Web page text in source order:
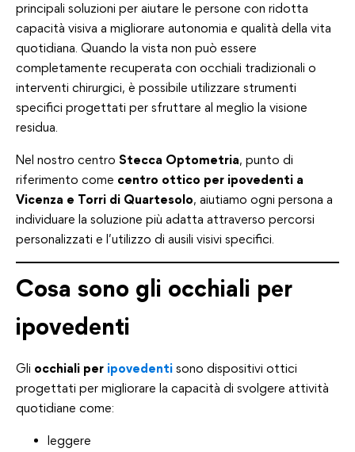
principali soluzioni per aiutare le persone con ridotta
capacità visiva a migliorare autonomia e qualità della vita
quotidiana. Quando la vista non può essere
completamente recuperata con occhiali tradizionali o
interventi chirurgici, è possibile utilizzare strumenti
specifici progettati per sfruttare al meglio la visione
residua.
Nel nostro centro Stecca Optometria, punto di
riferimento come centro ottico per ipovedenti a
Vicenza e Torri di Quartesolo, aiutiamo ogni persona a
individuare la soluzione più adatta attraverso percorsi
personalizzati e l’utilizzo di ausili visivi specifici.
Cosa sono gli occhiali per
ipovedenti
Gli occhiali per ipovedenti sono dispositivi ottici
progettati per migliorare la capacità di svolgere attività
quotidiane come:
leggere